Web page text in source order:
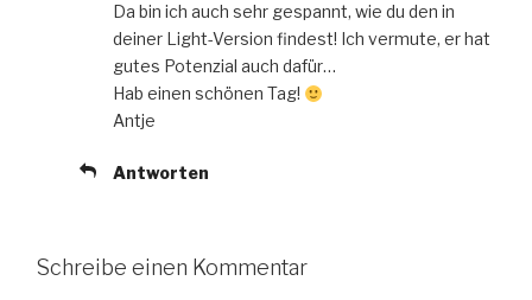
Da bin ich auch sehr gespannt, wie du den in
deiner Light-Version findest! Ich vermute, er hat
gutes Potenzial auch dafür…
Hab einen schönen Tag!
Antje
Antworten
Schreibe einen Kommentar